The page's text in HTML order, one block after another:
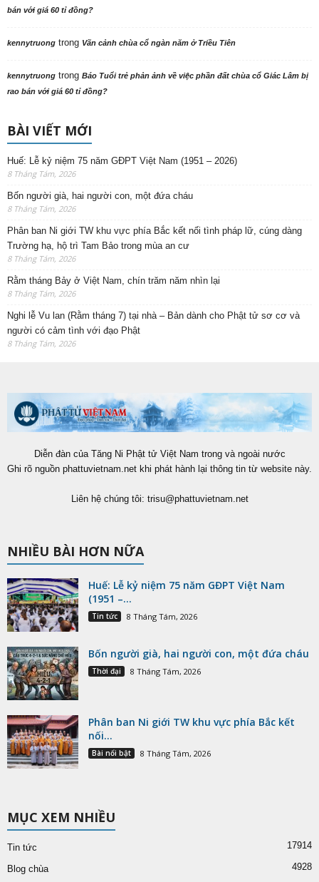
bán với giá 60 tỉ đồng?
kennytruong trong Vãn cảnh chùa cổ ngàn năm ở Triều Tiên
kennytruong trong Báo Tuổi trẻ phản ảnh về việc phần đất chùa cổ Giác Lâm bị
rao bán với giá 60 tỉ đồng?
BÀI VIẾT MỚI
Huế: Lễ kỷ niệm 75 năm GĐPT Việt Nam (1951 – 2026)
8 Tháng Tám, 2026
Bốn người già, hai người con, một đứa cháu
8 Tháng Tám, 2026
Phân ban Ni giới TW khu vực phía Bắc kết nối tình pháp lữ, cúng dàng
Trường hạ, hộ trì Tam Bảo trong mùa an cư
8 Tháng Tám, 2026
Rằm tháng Bảy ở Việt Nam, chín trăm năm nhìn lại
8 Tháng Tám, 2026
Nghi lễ Vu lan (Rằm tháng 7) tại nhà – Bản dành cho Phật tử sơ cơ và
người có cảm tình với đạo Phật
8 Tháng Tám, 2026
Diễn đàn của Tăng Ni Phật tử Việt Nam trong và ngoài nước
Ghi rõ nguồn phattuvietnam.net khi phát hành lại thông tin từ website này.
Liên hệ chúng tôi: trisu@phattuvietnam.net
NHIỀU BÀI HƠN NỮA
Huế: Lễ kỷ niệm 75 năm GĐPT Việt Nam
(1951 –...
Tin tức 8 Tháng Tám, 2026
Bốn người già, hai người con, một đứa cháu
Thời đại 8 Tháng Tám, 2026
Phân ban Ni giới TW khu vực phía Bắc kết
nối...
Bài nổi bật 8 Tháng Tám, 2026
MỤC XEM NHIỀU
Tin tức 17914
Blog chùa 4928